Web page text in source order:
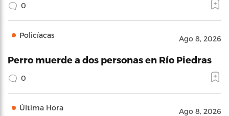
0
Policíacas Ago 8, 2026
Perro muerde a dos personas en Río Piedras
0
Última Hora Ago 8, 2026